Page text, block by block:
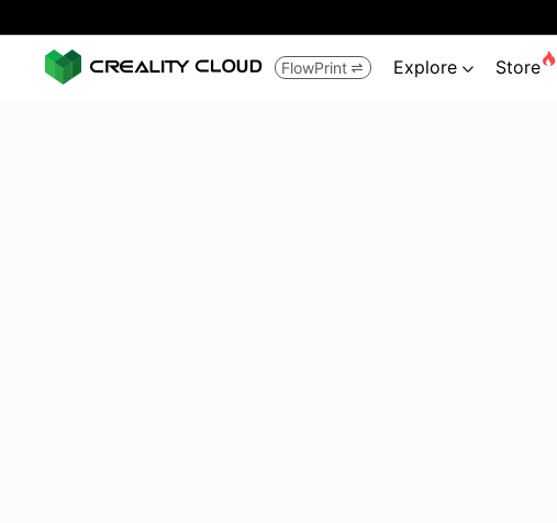
FlowPrint  Explore  Store